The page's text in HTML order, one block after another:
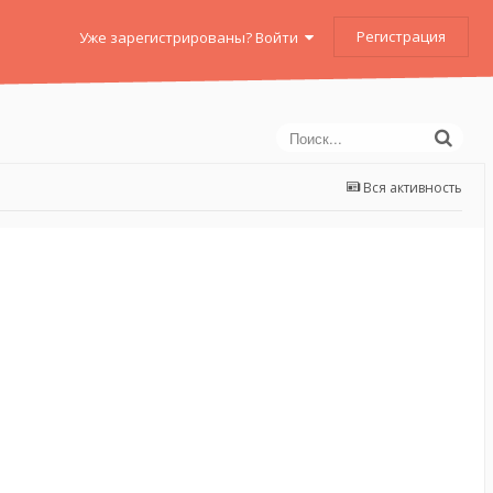
Уже зарегистрированы? Войти Регистрация
Вся активность